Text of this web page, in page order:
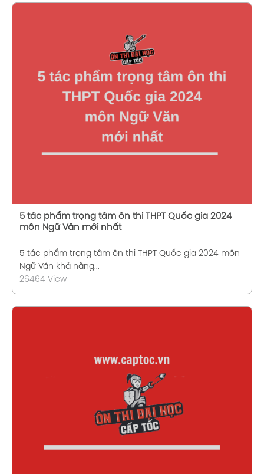
Xem chi tiết
5 tác phẩm trọng tâm ôn thi THPT Quốc gia 2024
môn Ngữ Văn mới nhất
5 tác phẩm trọng tâm ôn thi THPT Quốc gia 2024 môn
Ngữ Văn khả năng...
26464 View
Xem chi tiết